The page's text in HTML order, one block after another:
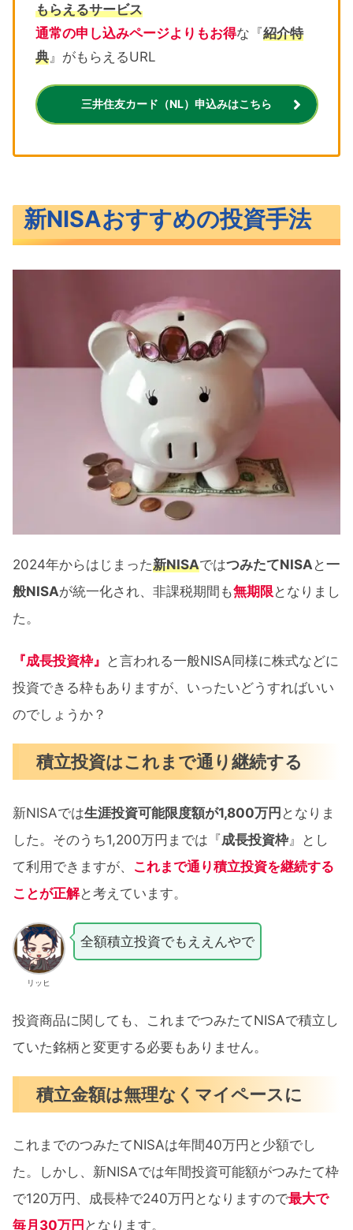
もらえるサービス
通常の申し込みページよりもお得な『紹介特
典』がもらえるURL
三井住友カード（NL）申込みはこちら
新NISAおすすめの投資手法
2024年からはじまった新NISAではつみたてNISA と一
般NISAが統一化され、非課税期間も無期限 となりまし
た。
『成長投資枠』 と言われる一般NISA同様に株式などに
投資できる枠もありますが、いったいどうすればいい
のでしょうか？
積立投資はこれまで通り継続する
新NISAでは生涯投資可能限度額が1,800万円 となりま
した。そのうち1,200万円までは『成長投資枠』とし
て利用できますが、 これまで通り積立投資を継続する
ことが正解と考えています。
リッヒ
全額積立投資でもええんやで
投資商品に関しても、これまでつみたてNISAで積立し
ていた銘柄と変更する必要もありません。
積立金額は無理なくマイペースに
これまでのつみたてNISAは年間40万円と少額でし
た。しかし、新NISAでは年間投資可能額がつみたて枠
で120万円、成長枠で240万円となりますので最大で
毎月30万円 となります。